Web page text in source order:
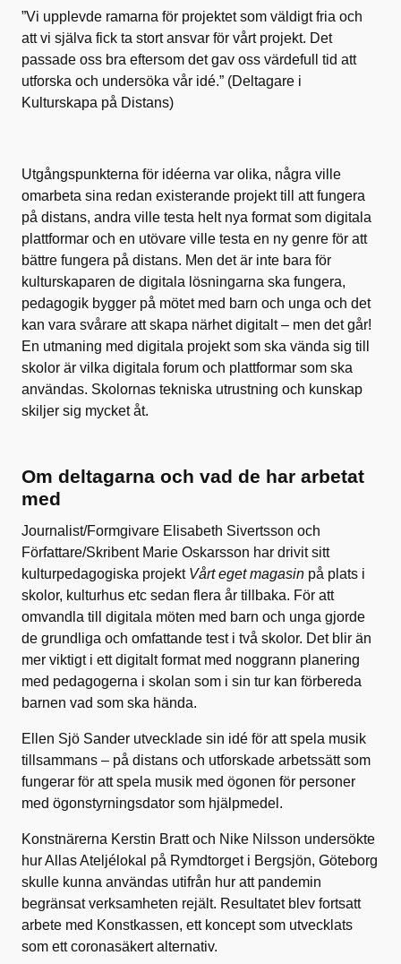
”Vi upplevde ramarna för projektet som väldigt fria och
att vi själva fick ta stort ansvar för vårt projekt. Det
passade oss bra eftersom det gav oss värdefull tid att
utforska och undersöka vår idé.” (Deltagare i
Kulturskapa på Distans)
Utgångspunkterna för idéerna var olika, några ville
omarbeta sina redan existerande projekt till att fungera
på distans, andra ville testa helt nya format som digitala
plattformar och en utövare ville testa en ny genre för att
bättre fungera på distans. Men det är inte bara för
kulturskaparen de digitala lösningarna ska fungera,
pedagogik bygger på mötet med barn och unga och det
kan vara svårare att skapa närhet digitalt – men det går!
En utmaning med digitala projekt som ska vända sig till
skolor är vilka digitala forum och plattformar som ska
användas. Skolornas tekniska utrustning och kunskap
skiljer sig mycket åt.
Om deltagarna och vad de har arbetat
med
Journalist/Formgivare Elisabeth Sivertsson och
Författare/Skribent Marie Oskarsson har drivit sitt
kulturpedagogiska projekt Vårt eget magasin på plats i
skolor, kulturhus etc sedan flera år tillbaka. För att
omvandla till digitala möten med barn och unga gjorde
de grundliga och omfattande test i två skolor. Det blir än
mer viktigt i ett digitalt format med noggrann planering
med pedagogerna i skolan som i sin tur kan förbereda
barnen vad som ska hända.
Ellen Sjö Sander utvecklade sin idé för att spela musik
tillsammans – på distans och utforskade arbetssätt som
fungerar för att spela musik med ögonen för personer
med ögonstyrningsdator som hjälpmedel.
Konstnärerna Kerstin Bratt och Nike Nilsson undersökte
hur Allas Ateljélokal på Rymdtorget i Bergsjön, Göteborg
skulle kunna användas utifrån hur att pandemin
begränsat verksamheten rejält. Resultatet blev fortsatt
arbete med Konstkassen, ett koncept som utvecklats
som ett coronasäkert alternativ.